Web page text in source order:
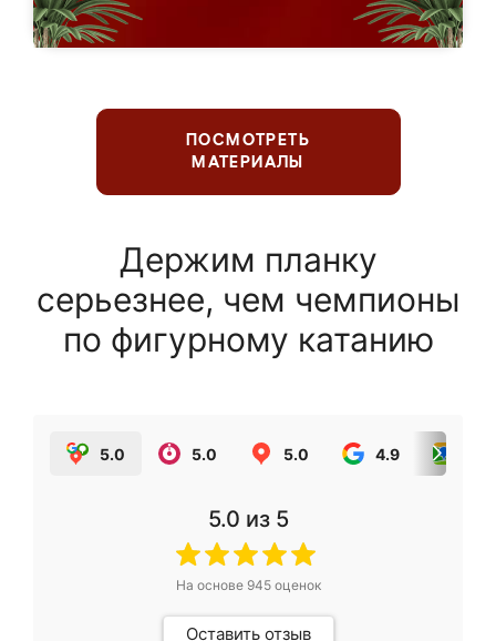
ПОСМОТРЕТЬ
МАТЕРИАЛЫ
Держим планку
серьезнее, чем чемпионы
по фигурному катанию
5.0 5.0 5.0 4.9
5.0 из 5
На основе 945оценок
Оставить отзыв